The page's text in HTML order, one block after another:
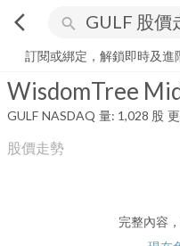
arrow_back_ios search
WisdomTree Middle East
訂閱或綁定，解鎖即時及進
GULF NASDAQ 量: 1,028 股
股價走勢
完整內容